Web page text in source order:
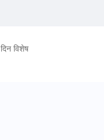
दिन विशेष